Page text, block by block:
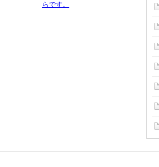
らです。